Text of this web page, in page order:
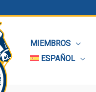
MIEMBROS
ESPAÑOL